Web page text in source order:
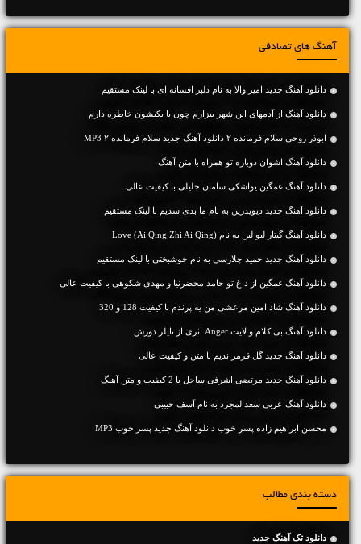
آهنگ های تصادفی
دانلود آهنگ جديد امیر والا به نام دلبر افسانه ای با لینک مستقیم
دانلود آهنگ از آدمهای این شهر بیزارم چون با یکیشون خاطره دارم
ابوذر روحی سلام فرمانده ۲ دانلود آهنگ جدید سلام فرمانده ۲ MP3
دانلود آهنگ اشوان دوباره تو همراه با متن آهنگ
دانلود آهنگ غمگین یواشکی سامان جلیلی با کیفیت عالی
دانلود آهنگ جديد دیویدرین به نام ما بدی شدیم با لینک مستقیم
دانلود آهنگ گیتار لیو لین به نام Love (Ai Qing Zhi Ai Qing)
دانلود آهنگ جديد حمید چلارسی به نام خوشبختی با لینک مستقیم
دانلود آهنگ غمگین از داغ تو حامد محضرنیا و مهدی شکوهی با کیفیت عالی
دانلود آهنگ شاد امین مرعشی من یه پرندم با کیفیت 128 و 320
دانلود آهنگ بی کلام و لایت Anger اثری از تایلر دورش
دانلود آهنگ جديد گل قرمز ندیم با متن و کیفیت عالی
دانلود آهنگ جديد مرتضی اشرفی ساحل با 2 کیفیت و متن آهنگ
دانلود آهنگ عربی سعد لمجرد به نام آسف حبیبی
محسن ابراهیم زاده پسر خوب دانلود آهنگ جدید پسر خوب MP3
دسته بندی مطالب
دانلود تک آهنگ جدید